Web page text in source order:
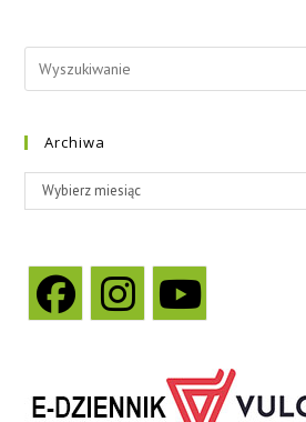
Archiwa
Wybierz miesiąc